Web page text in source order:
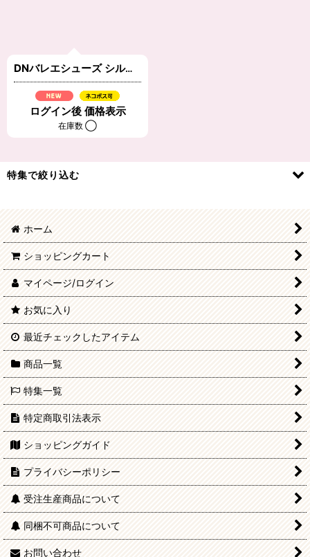
DNバレエシューズ シルバー
ログイン後 価格表示
在庫数 ◯
特集で絞り込む
ruruko/オデット ドレス・シューズ
六分の一男子図鑑 ドレス・シューズ
うさぎぃ/でこニキ ドレス・シューズ
ミニ/オビツ11 ドレス・シューズ
ミニ（オビツボディ11使用）
PWストア限定商品
在庫僅少商品
送料無料商品
他社商品
ホーム
ショッピングカート
マイページ/ログイン
お気に入り
最近チェックしたアイテム
商品一覧
特集一覧
特定商取引法表示
ショッピングガイド
プライバシーポリシー
受注生産商品について
同梱不可商品について
お問い合わせ